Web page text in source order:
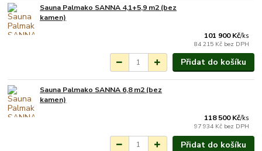
Sauna Palmako SANNA 4,1+5,9 m2 (bez
kamen)
101 900 Kč/ks
84 215 Kč bez DPH
Přidat do košíku
Sauna Palmako SANNA 6,8 m2 (bez
kamen)
118 500 Kč/ks
97 934 Kč bez DPH
Přidat do košíku